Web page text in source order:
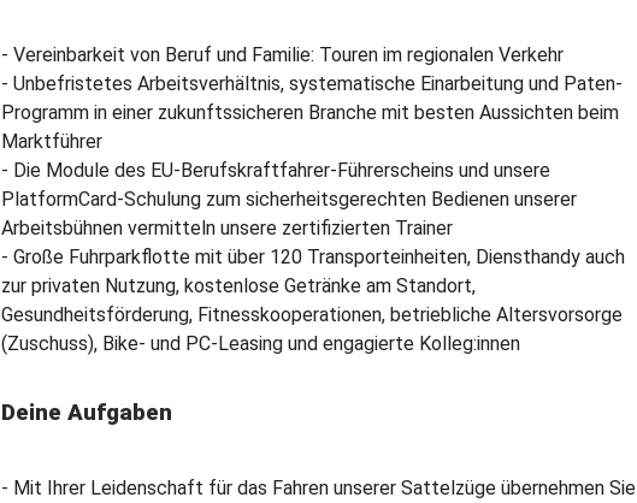
- Vereinbarkeit von Beruf und Familie: Touren im regionalen Verkehr
- Unbefristetes Arbeitsverhältnis, systematische Einarbeitung und Paten-
Programm in einer zukunftssicheren Branche mit besten Aussichten beim
Marktführer
- Die Module des EU-Berufskraftfahrer-Führerscheins und unsere
PlatformCard-Schulung zum sicherheitsgerechten Bedienen unserer
Arbeitsbühnen vermitteln unsere zertifizierten Trainer
- Große Fuhrparkflotte mit über 120 Transporteinheiten, Diensthandy auch
zur privaten Nutzung, kostenlose Getränke am Standort,
Gesundheitsförderung, Fitnesskooperationen, betriebliche Altersvorsorge
(Zuschuss), Bike- und PC-Leasing und engagierte Kolleg:innen
Deine Aufgaben
- Mit Ihrer Leidenschaft für das Fahren unserer Sattelzüge übernehmen Sie